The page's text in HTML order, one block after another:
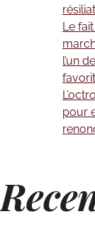
Le
l’un
pour